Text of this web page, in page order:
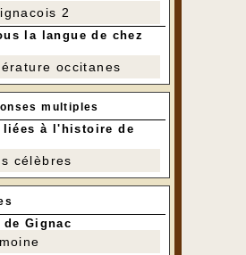
2
la langue de chez
occitanes
multiples
liées à l'histoire de
célèbres
Gignac